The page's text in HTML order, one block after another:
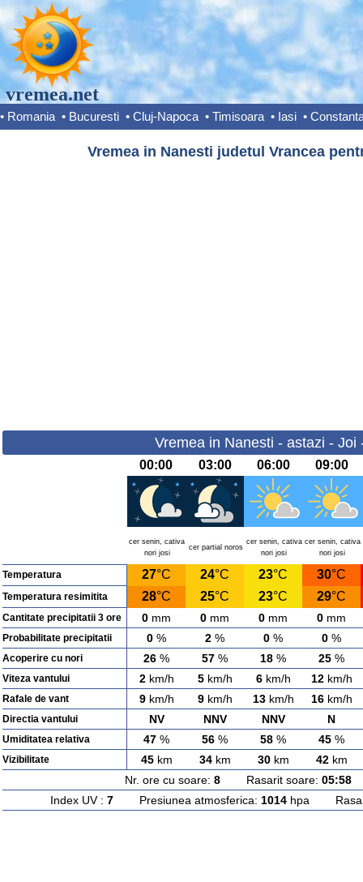
vremea.net
• Romania • Bucuresti • Cluj-Napoca • Timisoara • Iasi •
Vremea in Nanesti judetul Vrancea
Vremea in Nanesti - astazi - Joi
00:00 03:00 06:00 09:00
cer senin, cativa
nori josi
cer partial noros
cer senin, cativa
nori josi
cer senin, cativa
nori josi
Temperatura 27°C 24°C 23°C 30°C
Temperatura resimitita 28°C 25°C 23°C 29°C
Cantitate precipitatii 3 ore 0 mm 0 mm 0 mm 0 mm
Probabilitate precipitatii 0 % 2 % 0 % 0 %
Acoperire cu nori 26 % 57 % 18 % 25 %
Viteza vantului 2km/h 5km/h 6km/h 12km/h
Rafale de vant 9km/h 9km/h 13km/h 16km/h
Directia vantului NV NNV NNV N
Umiditatea relativa 47 % 56 % 58 % 45 %
Vizibilitate 45km 34km 30km 42km
Nr. ore cu soare: 8Rasarit soare: 05:58
Index UV : 7Presiunea atmosferica: 1014hpa